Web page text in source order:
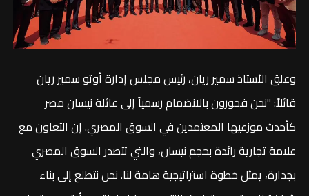
وعلق الأستاذ سمير ريان، رئيس مجلس إدارة أوتو سمير ريان
قائلاً: "نحن فخورون بالانضمام رسمياً إلى عائلة نيسان مصر
كأحدث موزعيها المعتمدين في السوق المصري. إن التعاون مع
علامة تجارية رائدة بحجم نيسان، والتي تتصدر السوق المصري
بجدارة، يمثل خطوة استراتيجية هامة لنا. نحن نتطلع إلى بناء